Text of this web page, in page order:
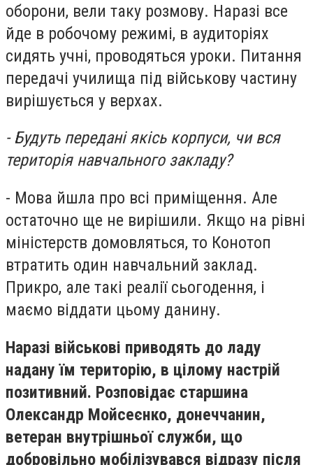
оборони, вели таку розмову. Наразі все
йде в робочому режимі, в аудиторіях
сидять учні, проводяться уроки. Питання
передачі училища під військову частину
вирішується у верхах.
- Будуть передані якісь корпуси, чи вся
територія навчального закладу?
- Мова йшла про всі приміщення. Але
остаточно ще не вирішили. Якщо на рівні
міністерств домовляться, то Конотоп
втратить один навчальний заклад.
Прикро, але такі реалії сьогодення, і
маємо віддати цьому данину.
Наразі військові приводять до ладу
надану їм територію, в цілому настрій
позитивний. Розповідає старшина
Олександр Мойсеєнко, донеччанин,
ветеран внутрішньої служби, що
добровільно мобілізувався відразу після